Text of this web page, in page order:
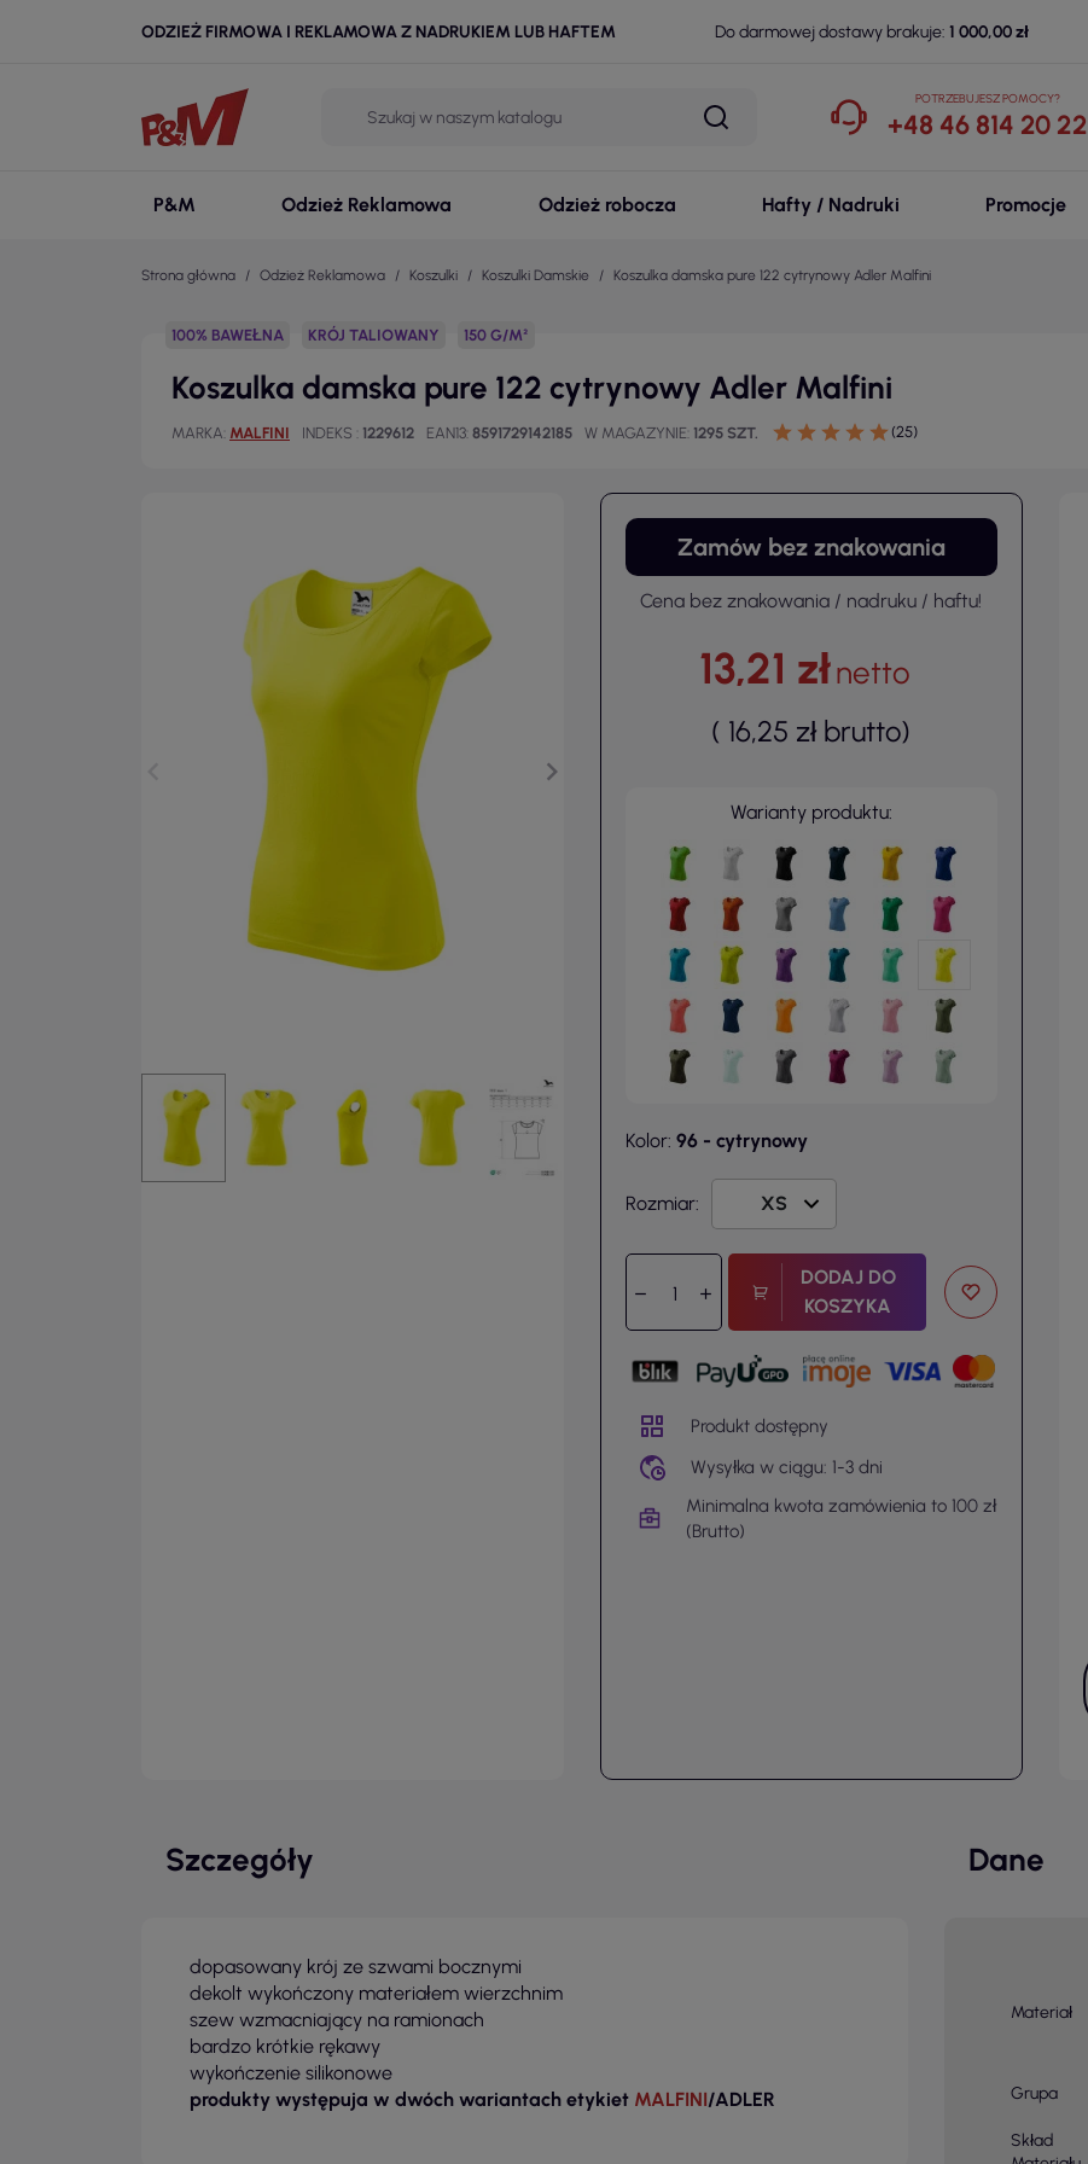
ODZIEŻ FIRMOWA I REKLAMOWA Z NADRUKIEM LUB HAFTEM Do darmowej dostawy brakuje: 1 000,00 zł
POTRZEBUJESZ POMOCY?
+48 46 814 20 22
P&M Odzież Reklamowa Odzież robocza Hafty / Nadruki Promocje
Strona główna Odzież Reklamowa Koszulki Koszulki Damskie Koszulka damska pure 122 cytrynowy Adler Malfini
100% BAWEŁNA KRÓJ TALIOWANY 150 G/M²
Koszulka damska pure 122 cytrynowy Adler Malfini
MARKA MALFINI INDEKS 1229612 EAN13 8591729142185 W MAGAZYNIE 1295 SZT. (25)
Zamów bez znakowania
Cena bez znakowania / nadruku / haftu!
13,21 złnetto
( 16,25 zł brutto)
Warianty produktu:
Kolor: 96 - cytrynowy
Rozmiar:
DODAJ DO
KOSZYKA
Produkt dostępny
Wysyłka w ciągu: 1-3 dni
Minimalna kwota zamówienia to 100 zł
(Brutto)
Szczegóły
dopasowany krój ze szwami bocznymi
dekolt wykończony materiałem wierzchnim
szew wzmacniający na ramionach
bardzo krótkie rękawy
wykończenie silikonowe
produkty występuja w dwóch wariantach etykiet MALFINI/ADLER
Dane
Materiał
Grupa
Skład